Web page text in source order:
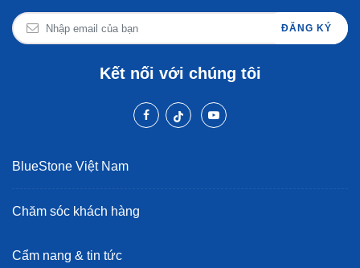
ĐĂNG KÝ
Kết nối với chúng tôi
BlueStone Việt Nam
Chăm sóc khách hàng
Cẩm nang & tin tức